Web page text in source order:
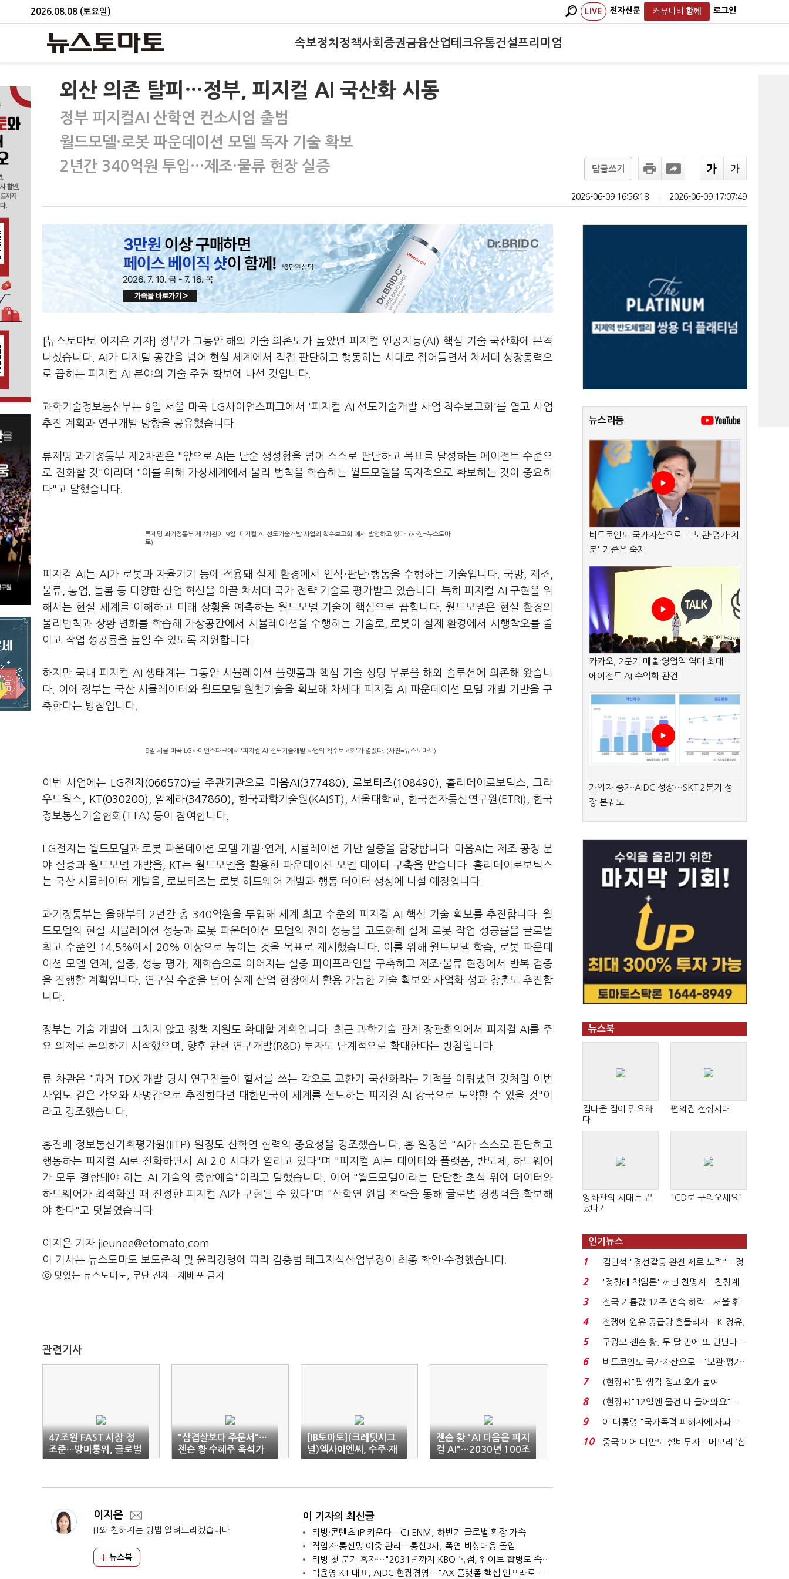
2026.08.08 (토요일) LIVE 전자신문 커뮤니티 함께 로그인
속보정치 정책사회 증권금융산업테크유통건설프리미엄
외산 의존 탈피…정부, 피지컬 AI 국산화 시동
정부 피지컬AI 산학연 컨소시엄 출범
월드모델·로봇 파운데이션 모델 독자 기술 확보
2년간 340억원 투입…제조·물류 현장 실증
답글쓰기
2026-06-09 16:56:18 2026-06-09 17:07:49
[뉴스토마토 이지은 기자] 정부가 그동안 해외 기술 의존도가 높았던 피지컬 인공지능(AI) 핵심 기술 국산화에 본격
나섰습니다. AI가 디지털 공간을 넘어 현실 세계에서 직접 판단하고 행동하는 시대로 접어들면서 차세대 성장동력으
로 꼽히는 피지컬 AI 분야의 기술 주권 확보에 나선 것입니다.
과학기술정보통신부는 9일 서울 마곡 LG사이언스파크에서 '피지컬 AI 선도기술개발 사업 착수보고회'를 열고 사업
추진 계획과 연구개발 방향을 공유했습니다.
류제명 과기정통부 제2차관은 "앞으로 AI는 단순 생성형을 넘어 스스로 판단하고 목표를 달성하는 에이전트 수준으
로 진화할 것"이라며 "이를 위해 가상세계에서 물리 법칙을 학습하는 월드모델을 독자적으로 확보하는 것이 중요하
다"고 말했습니다.
류제명 과기정통부 제2차관이 9일 '피지컬 AI 선도기술개발 사업의 착수보고회'에서 발언하고 있다. (사진=뉴스토마
토)
피지컬 AI는 AI가 로봇과 자율기기 등에 적용돼 실제 환경에서 인식·판단·행동을 수행하는 기술입니다. 국방, 제조,
물류, 농업, 돌봄 등 다양한 산업 혁신을 이끌 차세대 국가 전략 기술로 평가받고 있습니다. 특히 피지컬 AI 구현을 위
해서는 현실 세계를 이해하고 미래 상황을 예측하는 월드모델 기술이 핵심으로 꼽힙니다. 월드모델은 현실 환경의
물리법칙과 상황 변화를 학습해 가상공간에서 시뮬레이션을 수행하는 기술로, 로봇이 실제 환경에서 시행착오를 줄
이고 작업 성공률을 높일 수 있도록 지원합니다.
하지만 국내 피지컬 AI 생태계는 그동안 시뮬레이션 플랫폼과 핵심 기술 상당 부분을 해외 솔루션에 의존해 왔습니
다. 이에 정부는 국산 시뮬레이터와 월드모델 원천기술을 확보해 차세대 피지컬 AI 파운데이션 모델 개발 기반을 구
축한다는 방침입니다.
9일 서울 마곡 LG사이언스파크에서 '피지컬 AI 선도기술개발 사업의 착수보고회'가 열렸다. (사진=뉴스토마토)
이번 사업에는 LG전자(066570)를 주관기관으로 마음AI(377480) 로보티즈(108490) , 홀리데이로보틱스, 크라
우드웍스,
KT(030200) 알체라(347860)
, 한국과학기술원(KAIST), 서울대학교, 한국전자통신연구원(ETRI), 한국
정보통신기술협회(TTA) 등이 참여합니다.
LG전자는 월드모델과 로봇 파운데이션 모델 개발·연계, 시뮬레이션 기반 실증을 담당합니다. 마음AI는 제조 공정 분
야 실증과 월드모델 개발을, KT는 월드모델을 활용한 파운데이션 모델 데이터 구축을 맡습니다. 홀리데이로보틱스
는 국산 시뮬레이터 개발을, 로보티즈는 로봇 하드웨어 개발과 행동 데이터 생성에 나설 예정입니다.
과기정통부는 올해부터 2년간 총 340억원을 투입해 세계 최고 수준의 피지컬 AI 핵심 기술 확보를 추진합니다. 월
드모델의 현실 시뮬레이션 성능과 로봇 파운데이션 모델의 전이 성능을 고도화해 실제 로봇 작업 성공률을 글로벌
최고 수준인 14.5%에서 20% 이상으로 높이는 것을 목표로 제시했습니다. 이를 위해 월드모델 학습, 로봇 파운데
이션 모델 연계, 실증, 성능 평가, 재학습으로 이어지는 실증 파이프라인을 구축하고 제조·물류 현장에서 반복 검증
을 진행할 계획입니다. 연구실 수준을 넘어 실제 산업 현장에서 활용 가능한 기술 확보와 사업화 성과 창출도 추진합
니다.
정부는 기술 개발에 그치지 않고 정책 지원도 확대할 계획입니다. 최근 과학기술 관계 장관회의에서 피지컬 AI를 주
요 의제로 논의하기 시작했으며, 향후 관련 연구개발(R&D) 투자도 단계적으로 확대한다는 방침입니다.
류 차관은 "과거 TDX 개발 당시 연구진들이 혈서를 쓰는 각오로 교환기 국산화라는 기적을 이뤄냈던 것처럼 이번
사업도 같은 각오와 사명감으로 추진한다면 대한민국이 세계를 선도하는 피지컬 AI 강국으로 도약할 수 있을 것"이
라고 강조했습니다.
홍진배 정보통신기획평가원(IITP) 원장도 산학연 협력의 중요성을 강조했습니다. 홍 원장은 "AI가 스스로 판단하고
행동하는 피지컬 AI로 진화하면서 AI 2.0 시대가 열리고 있다"며 "피지컬 AI는 데이터와 플랫폼, 반도체, 하드웨어
가 모두 결합돼야 하는 AI 기술의 종합예술"이라고 말했습니다. 이어 "월드모델이라는 단단한 초석 위에 데이터와
하드웨어가 최적화될 때 진정한 피지컬 AI가 구현될 수 있다"며 "산학연 원팀 전략을 통해 글로벌 경쟁력을 확보해
야 한다"고 덧붙였습니다.
이지은 기자 jieunee@etomato.com
이 기사는 뉴스토마토 보도준칙 및 윤리강령에 따라 김충범 테크지식산업부장이 최종 확인·수정했습니다.
ⓒ 맛있는 뉴스토마토, 무단 전재 - 재배포 금지
관련기사
47조원 FAST 시장 정
조준…방미통위, 글로벌
진출 시동
"삼겹살보다 주문서"…
젠슨 황 수혜주 옥석가
리기
[IB토마토](크레딧시그
널)엑사이엔씨, 수주·재
무 개선에도 '상폐 리스
젠슨 황 "AI 다음은 피지
컬 AI"…2030년 100조
전망
이지은
IT와 친해지는 방법 알려드리겠습니다
뉴스북
이 기자의 최신글
티빙·콘텐츠 IP 키운다…CJ ENM, 하반기 글로벌 확장 가속
작업자·통신망 이중 관리…통신3사, 폭염 비상대응 돌입
티빙 첫 분기 흑자…"2031년까지 KBO 독점, 웨이브 합병도 속도"
박윤영 KT 대표, AIDC 현장경영…"AX 플랫폼 핵심 인프라로 키운다"
뉴스리듬
비트코인도 국가자산으로…'보관·평가·처
분' 기준은 숙제
카카오, 2분기 매출·영업익 역대 최대…
에이전트 AI 수익화 관건
가입자 증가·AIDC 성장…SKT 2분기 성
장 본궤도
뉴스북
집다운 집이 필요하
다
편의점 전성시대
영화관의 시대는 끝
났다?
"CD로 구워오세요"
인기뉴스
1
김민석 "경선갈등 완전 제로 노력"…정
청래 "반명 공세 사...
2
'정청래 책임론' 꺼낸 친명계…친청계
는 추가투표 때리기...
3
전국 기름값 12주 연속 하락…서울 휘
발윳값 1909원...
4
전쟁에 원유 공급망 흔들리자…K-정유,
에너지안보 핵심...
5
구광모-젠슨 황, 두 달 만에 또 만난다…
로봇·AI 등 논...
6
비트코인도 국가자산으로…'보관·평가·
처분' 기준은 ...
7
(현장+)"팔 생각 접고 호가 높여
요"…'덜 똘똘한 한 채' 20...
8
(현장+)"12일엔 물건 다 들어와요"…
빈 매대 채우며 문 연 ...
9
이 대통령 "국가폭력 피해자에 사과…
적극적 조사로 진...
10
중국 이어 대만도 설비투자…메모리 ‘삼